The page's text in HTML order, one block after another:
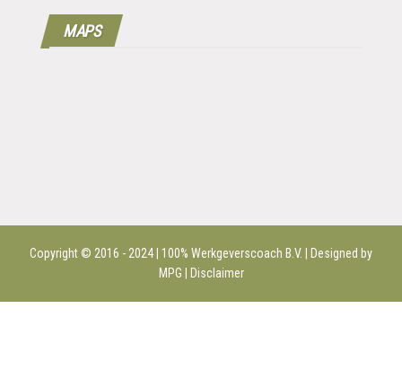
MAPS
Copyright © 2016 - 2024 | 100% Werkgeverscoach B.V. | Designed by
MPG |
Disclaimer